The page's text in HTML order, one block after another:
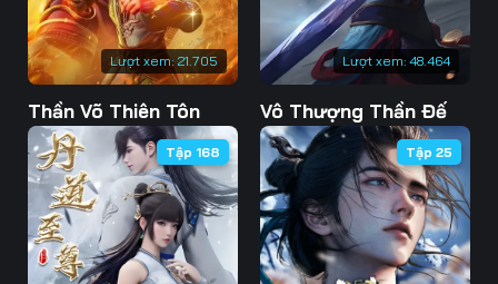
58 59 60
61 62 63
64 66
67 69
70 71 72
73 75
Lượt xem: 21.705
Thần Võ Thiên Tôn
Lượt xem: 48.464
Vô Thượng Thần Đế
Tập 168 Tập 25